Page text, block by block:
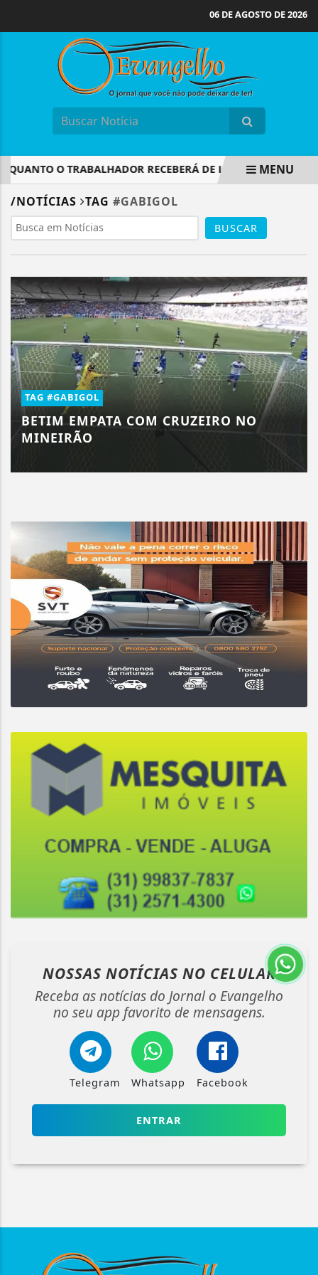
06 DE AGOSTO DE 2026
O TRABALHADOR RECEBERÁ DE LUCRO DO FGTS
EM ALTA
MENU
/NOTÍCIAS TAG #GABIGOL
BUSCAR
TAG #GABIGOL
BETIM EMPATA COM CRUZEIRO NO
MINEIRÃO
NOSSAS NOTÍCIAS NO CELULAR
Receba as notícias do Jornal o Evangelho
no seu app favorito de mensagens.
Telegram Whatsapp Facebook
ENTRAR